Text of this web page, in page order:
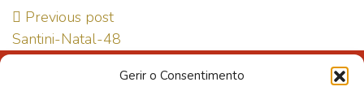
Gerir o Consentimento
Previous post
Santini-Natal-48